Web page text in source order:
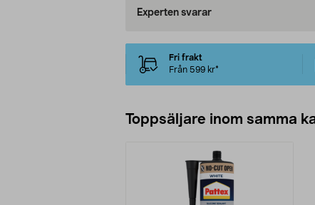
Experten svarar
Fri frakt
Från 599 kr*
Toppsäljare inom samma